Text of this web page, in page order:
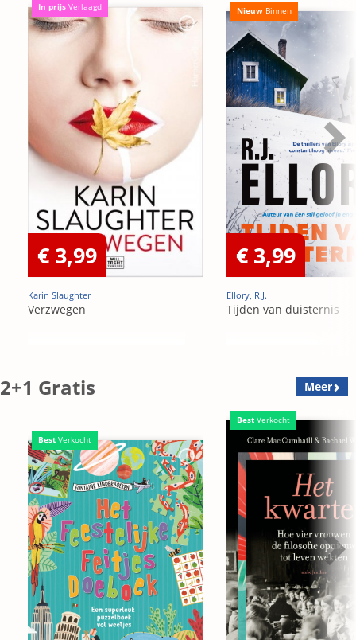
In prijs Verlaagd
€ 3,99
Karin Slaughter
Verzwegen
Nieuw Binnen
€ 3,99
Ellory, R.J.
Tijden van duisternis
2+1 Gratis Meer
Best Verkocht
Best Verkocht